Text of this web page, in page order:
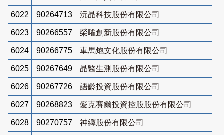
6022 90264713 沅晶科技股份有限公司
6023 90266557 榮曜創新股份有限公司
6024 90266775 車馬炮文化股份有限公司
6025 90267649 晶醫生測股份有限公司
6026 90267726 語齡投資股份有限公司
6027 90268823 愛克賽爾投資控股股份有限公司
6028 90270757 神繹股份有限公司